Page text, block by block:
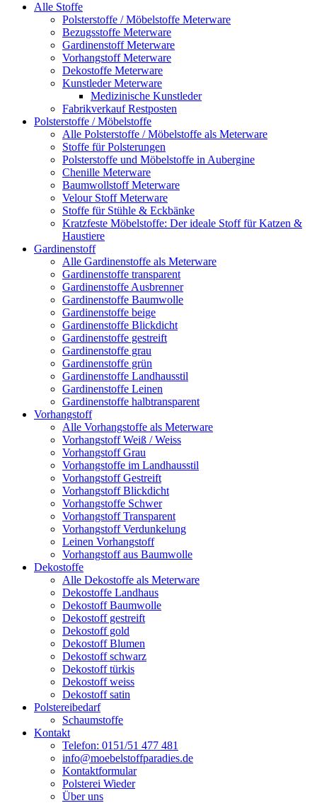
Alle Stoffe
Polsterstoffe / Möbelstoffe Meterware
Bezugsstoffe Meterware
Gardinenstoff Meterware
Vorhangstoff Meterware
Dekostoffe Meterware
Kunstleder Meterware
Medizinische Kunstleder
Fabrikverkauf Restposten
Polsterstoffe / Möbelstoffe
Alle Polsterstoffe / Möbelstoffe als Meterware
Stoffe für Polsterungen
Polsterstoffe und Möbelstoffe in Aubergine
Chenille Meterware
Baumwollstoff Meterware
Velour Stoff Meterware
Stoffe für Stühle & Eckbänke
Kratzfeste Möbelstoffe: Der ideale Stoff für Katzen &
Haustiere
Gardinenstoff
Alle Gardinenstoffe als Meterware
Gardinenstoffe transparent
Gardinenstoffe Ausbrenner
Gardinenstoffe Baumwolle
Gardinenstoffe beige
Gardinenstoffe Blickdicht
Gardinenstoffe gestreift
Gardinenstoffe grau
Gardinenstoffe grün
Gardinenstoffe Landhausstil
Gardinenstoffe Leinen
Gardinenstoffe halbtransparent
Vorhangstoff
Alle Vorhangstoffe als Meterware
Vorhangstoff Weiß / Weiss
Vorhangstoff Grau
Vorhangstoffe im Landhausstil
Vorhangstoff Gestreift
Vorhangstoff Blickdicht
Vorhangstoffe Schwer
Vorhangstoff Transparent
Vorhangstoff Verdunkelung
Leinen Vorhangstoff
Vorhangstoff aus Baumwolle
Dekostoffe
Alle Dekostoffe als Meterware
Dekostoffe Landhaus
Dekostoff Baumwolle
Dekostoff gestreift
Dekostoff gold
Dekostoff Blumen
Dekostoff schwarz
Dekostoff türkis
Dekostoff weiss
Dekostoff satin
Polstereibedarf
Schaumstoffe
Kontakt
Telefon: 0151/51 477 481
info@moebelstoffparadies.de
Kontaktformular
Polsterei Wieder
Über uns